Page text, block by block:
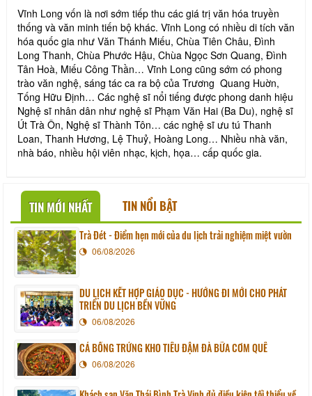
Vĩnh Long vốn là nơi sớm tiếp thu các giá trị văn hóa truyền
thống và văn minh tiến bộ khác. Vĩnh Long có nhiều di tích văn
hóa quốc gia như Văn Thánh Miếu, Chùa Tiên Châu, Đình
Long Thanh, Chùa Phước Hậu, Chùa Ngọc Sơn Quang, Đình
Tân Hoà, Miếu Công Thần… Vĩnh Long cũng sớm có phong
trào văn nghệ, sáng tác ca ra bộ của Trương Quang Huờn,
Tống Hữu Định… Các nghệ sĩ nổi tiếng được phong danh hiệu
Nghệ sĩ nhân dân như nghệ sĩ Phạm Văn Hai (Ba Du), nghệ sĩ
Út Trà Ôn, Nghệ sĩ Thành Tôn… các nghệ sĩ ưu tú Thanh
Loan, Thanh Hương, Lệ Thuỷ, Hoàng Long… Nhiều nhà văn,
nhà báo, nhiều hội viên nhạc, kịch, họa… cấp quốc gia.
TIN MỚI NHẤT TIN NỔI BẬT
Trà Đét - Điểm hẹn mới của du lịch trải nghiệm miệt vườn
06/08/2026
DU LỊCH KẾT HỢP GIÁO DỤC - HƯỚNG ĐI MỚI CHO PHÁT
TRIỂN DU LỊCH BỀN VỮNG
06/08/2026
CÁ BỐNG TRỨNG KHO TIÊU ĐẬM ĐÀ BỮA CƠM QUÊ
06/08/2026